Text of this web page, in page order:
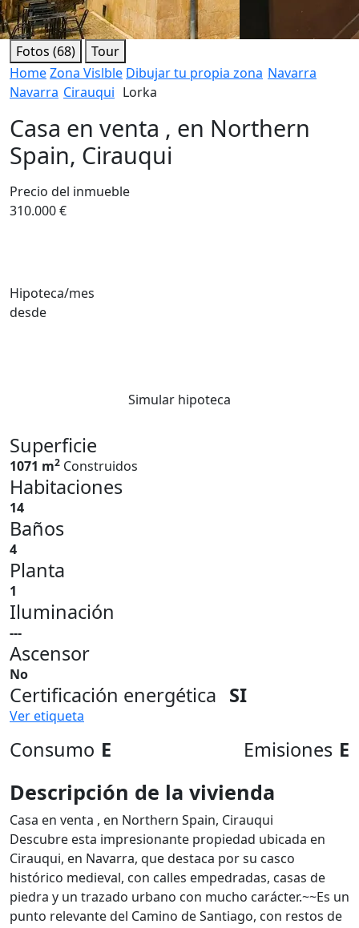
Fotos (68)
Tour
HomeZona Vislble Dibujar tu propia zona Navarra
Navarra Cirauqui Lorka
Casa en venta , en Northern
Spain, Cirauqui
Precio del inmueble
310.000 €
Hipoteca/mes
desde
Simular hipoteca
Superficie
1071 m2 Construidos
Habitaciones
14
Baños
4
Planta
1
Iluminación
---
Ascensor
No
Certificación energética SI
Ver etiqueta
Consumo E Emisiones E
Descripción de la vivienda
Casa en venta , en Northern Spain, Cirauqui
Descubre esta impresionante propiedad ubicada en
Cirauqui, en Navarra, que destaca por su casco
histórico medieval, con calles empedradas, casas de
piedra y un trazado urbano con mucho carácter.~~Es un
punto relevante del Camino de Santiago, con restos de